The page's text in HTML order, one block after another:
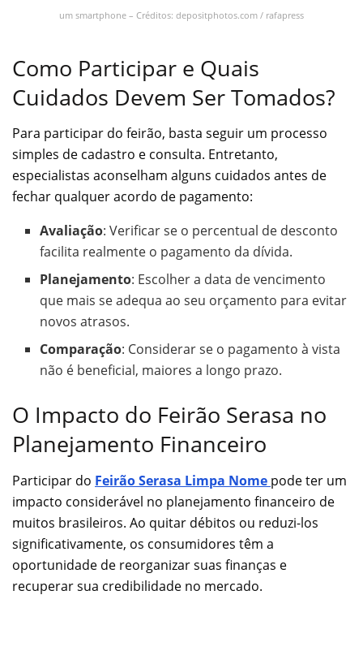
um smartphone – Créditos: depositphotos.com / rafapress
Como Participar e Quais
Cuidados Devem Ser Tomados?
Para participar do feirão, basta seguir um processo
simples de cadastro e consulta. Entretanto,
especialistas aconselham alguns cuidados antes de
fechar qualquer acordo de pagamento:
Avaliação: Verificar se o percentual de desconto
facilita realmente o pagamento da dívida.
Planejamento: Escolher a data de vencimento
que mais se adequa ao seu orçamento para evitar
novos atrasos.
Comparação: Considerar se o pagamento à vista
não é beneficial, maiores a longo prazo.
O Impacto do Feirão Serasa no
Planejamento Financeiro
Participar do Feirão Serasa Limpa Nome pode ter um
impacto considerável no planejamento financeiro de
muitos brasileiros. Ao quitar débitos ou reduzi-los
significativamente, os consumidores têm a
oportunidade de reorganizar suas finanças e
recuperar sua credibilidade no mercado.